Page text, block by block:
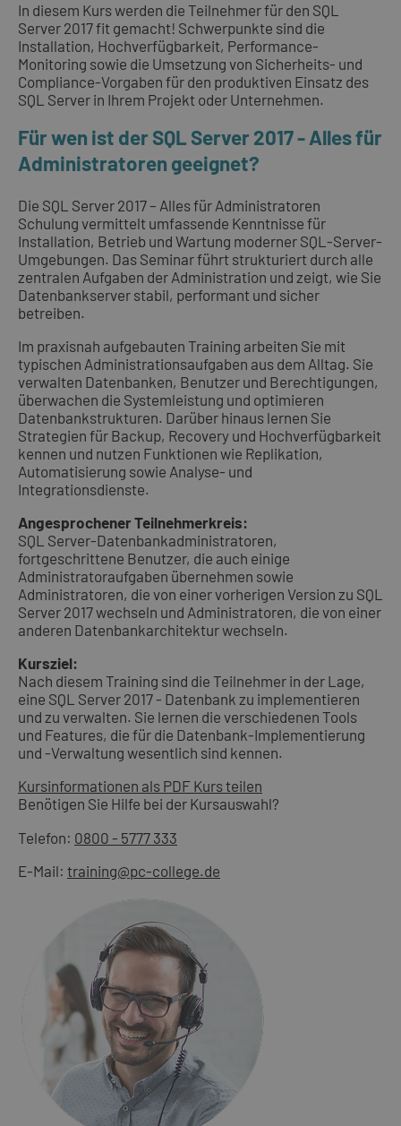
In diesem Kurs werden die Teilnehmer für den SQL
Server 2017 fit gemacht! Schwerpunkte sind die
Installation, Hochverfügbarkeit, Performance-
Monitoring sowie die Umsetzung von Sicherheits- und
Compliance-Vorgaben für den produktiven Einsatz des
SQL Server in Ihrem Projekt oder Unternehmen.
Für wen ist der SQL Server 2017 - Alles für
Administratoren geeignet?
Die SQL Server 2017 – Alles für Administratoren
Schulung vermittelt umfassende Kenntnisse für
Installation, Betrieb und Wartung moderner SQL-Server-
Umgebungen. Das Seminar führt strukturiert durch alle
zentralen Aufgaben der Administration und zeigt, wie Sie
Datenbankserver stabil, performant und sicher
betreiben.
Im praxisnah aufgebauten Training arbeiten Sie mit
typischen Administrationsaufgaben aus dem Alltag. Sie
verwalten Datenbanken, Benutzer und Berechtigungen,
überwachen die Systemleistung und optimieren
Datenbankstrukturen. Darüber hinaus lernen Sie
Strategien für Backup, Recovery und Hochverfügbarkeit
kennen und nutzen Funktionen wie Replikation,
Automatisierung sowie Analyse- und
Integrationsdienste.
Angesprochener Teilnehmerkreis:
SQL Server-Datenbankadministratoren,
fortgeschrittene Benutzer, die auch einige
Administratoraufgaben übernehmen sowie
Administratoren, die von einer vorherigen Version zu SQL
Server 2017 wechseln und Administratoren, die von einer
anderen Datenbankarchitektur wechseln.
Kursziel:
Nach diesem Training sind die Teilnehmer in der Lage,
eine SQL Server 2017 - Datenbank zu implementieren
und zu verwalten. Sie lernen die verschiedenen Tools
und Features, die für die Datenbank-Implementierung
und -Verwaltung wesentlich sind kennen.
Kursinformationen als PDF Kurs teilen
Benötigen Sie Hilfe bei der Kursauswahl?
Telefon: 0800 - 5777 333
E-Mail: training@pc-college.de